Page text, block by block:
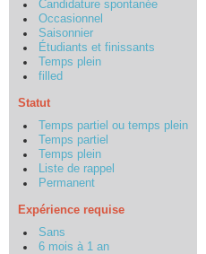
Candidature spontanée
Occasionnel
Saisonnier
Étudiants et finissants
Temps plein
filled
Statut
Temps partiel ou temps plein
Temps partiel
Temps plein
Liste de rappel
Permanent
Expérience requise
Sans
6 mois à 1 an